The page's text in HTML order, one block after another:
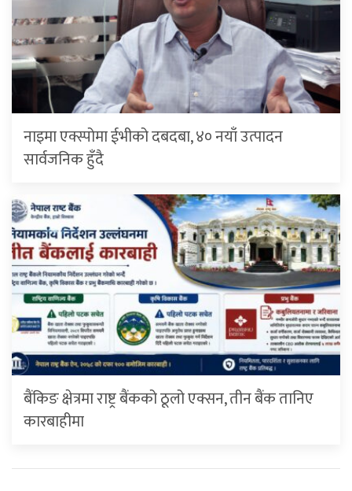
नाइमा एक्स्पोमा ईभीको दबदबा, ४० नयाँ उत्पादन
सार्वजनिक हुँदै
बैंकिङ क्षेत्रमा राष्ट्र बैंकको ठूलो एक्सन, तीन बैंक तानिए
कारबाहीमा